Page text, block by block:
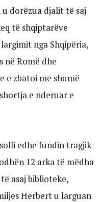
dorëzua djalit të saj
të shqiptarëve
nga Shqipëria,
në Romë dhe
e zbatoi me shumë
e nderuar e
edhe fundin tragjik
12 arka të mëdha
asaj biblioteke,
Herbert u larguan